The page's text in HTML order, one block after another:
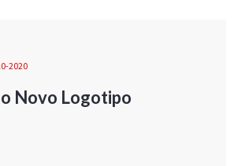
2020
Novo Logotipo